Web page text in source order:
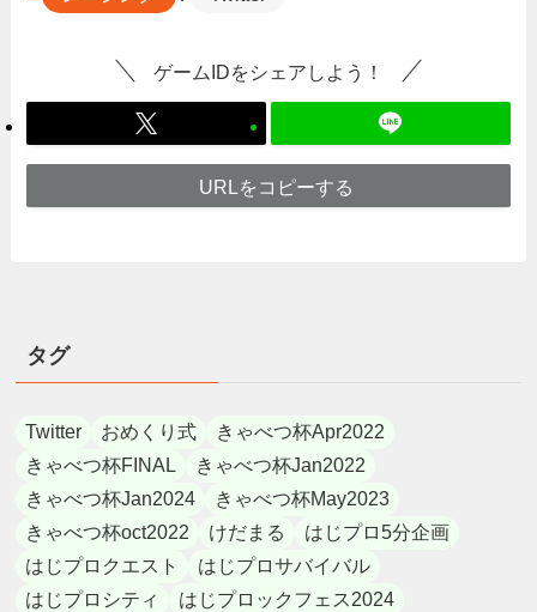
ゲームIDをシェアしよう！
URLをコピーする
タグ
Twitter おめくり式
きゃべつ杯Apr2022
きゃべつ杯FINAL
きゃべつ杯Jan2022
きゃべつ杯Jan2024
きゃべつ杯May2023
きゃべつ杯oct2022
けだまる
はじプロ5分企画
はじプロクエスト
はじプロサバイバル
はじプロシティ
はじプロックフェス2024